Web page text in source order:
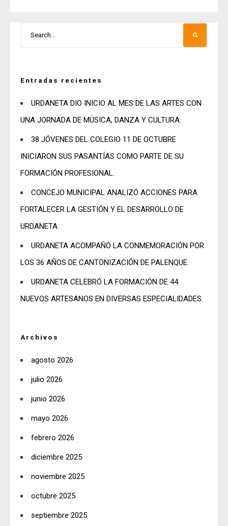
Entradas recientes
URDANETA DIO INICIO AL MES DE LAS ARTES CON
UNA JORNADA DE MÚSICA, DANZA Y CULTURA.
38 JÓVENES DEL COLEGIO 11 DE OCTUBRE
INICIARON SUS PASANTÍAS COMO PARTE DE SU
FORMACIÓN PROFESIONAL.
CONCEJO MUNICIPAL ANALIZÓ ACCIONES PARA
FORTALECER LA GESTIÓN Y EL DESARROLLO DE
URDANETA.
URDANETA ACOMPAÑÓ LA CONMEMORACIÓN POR
LOS 36 AÑOS DE CANTONIZACIÓN DE PALENQUE.
URDANETA CELEBRÓ LA FORMACIÓN DE 44
NUEVOS ARTESANOS EN DIVERSAS ESPECIALIDADES.
Archivos
agosto 2026
julio 2026
junio 2026
mayo 2026
febrero 2026
diciembre 2025
noviembre 2025
octubre 2025
septiembre 2025